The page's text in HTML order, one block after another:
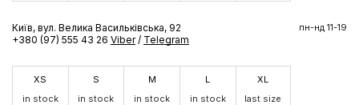
Київ, вул. Велика Васильківська, 92
+380 (97) 555 43 26 Viber / Telegram
пн-нд 11-19
XS
in stock
S
in stock
M
in stock
L
in stock
XL
last size